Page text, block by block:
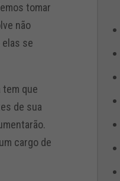
tomar
não
se
tem que
de sua
cargo de